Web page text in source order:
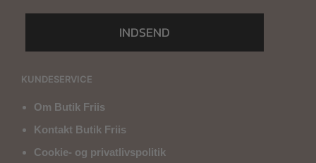
INDSEND
KUNDESERVICE
Om Butik Friis
Kontakt Butik Friis
Cookie- og privatlivspolitik